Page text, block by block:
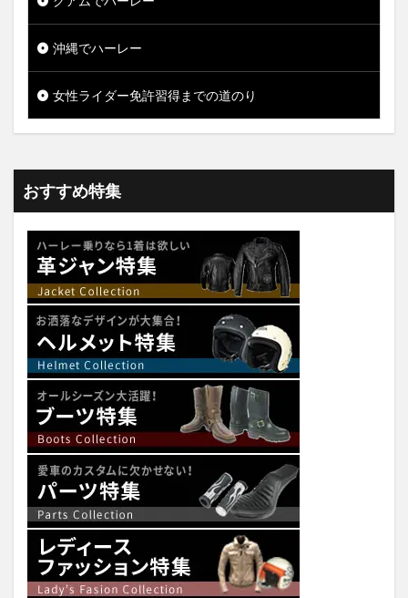
沖縄でハーレー
女性ライダー免許習得までの道のり
おすすめ特集